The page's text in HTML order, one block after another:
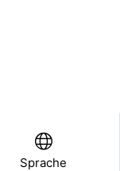
Sprache